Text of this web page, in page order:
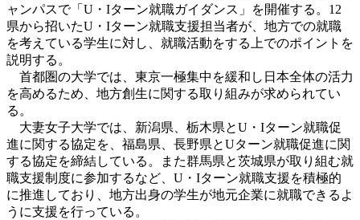
ャンパスで「U・Iターン就職ガイダンス」を開催する。12
県から招いたU・Iターン就職支援担当者が、地方での就職
を考えている学生に対し、就職活動をする上でのポイントを
説明する。
首都圏の大学では、東京一極集中を緩和し日本全体の活力
を高めるため、地方創生に関する取り組みが求められてい
る。
大妻女子大学では、新潟県、栃木県とU・Iターン就職促
進に関する協定を、福島県、長野県とUターン就職促進に関
する協定を締結している。また群馬県と茨城県が取り組む就
職支援制度に参加するなど、U・Iターン就職支援を積極的
に推進しており、地方出身の学生が地元企業に就職できるよ
うに支援を行っている。